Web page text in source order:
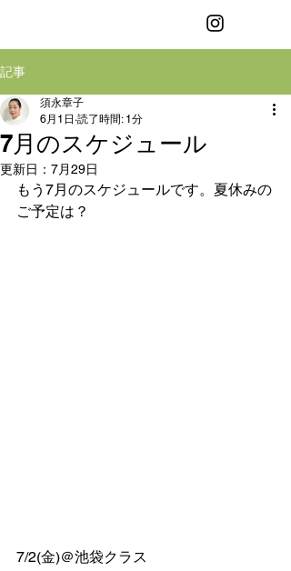
記事
7月のスケジュール
須永章子
6月1日 読了時間: 1分
更新日： 7月29日
もう7月のスケジュールです。夏休みの
ご予定は？
7/2(金)＠池袋クラス